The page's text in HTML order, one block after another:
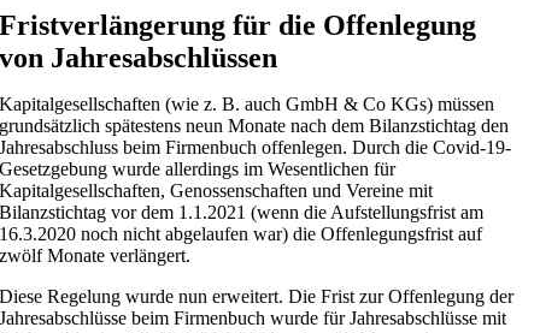
Fristverlängerung für die Offenlegung
von Jahresabschlüssen
Kapitalgesellschaften (wie z. B. auch GmbH & Co KGs) müssen
grundsätzlich spätestens neun Monate nach dem Bilanzstichtag den
Jahresabschluss beim Firmenbuch offenlegen. Durch die Covid-19-
Gesetzgebung wurde allerdings im Wesentlichen für
Kapitalgesellschaften, Genossenschaften und Vereine mit
Bilanzstichtag vor dem 1.1.2021 (wenn die Aufstellungsfrist am
16.3.2020 noch nicht abgelaufen war) die Offenlegungsfrist auf
zwölf Monate verlängert.
Diese Regelung wurde nun erweitert. Die Frist zur Offenlegung der
Jahresabschlüsse beim Firmenbuch wurde für Jahresabschlüsse mit